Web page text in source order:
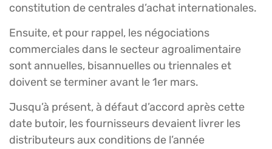
constitution de centrales d’achat internationales.
Ensuite, et pour rappel, les négociations
commerciales dans le secteur agroalimentaire
sont annuelles, bisannuelles ou triennales et
doivent se terminer avant le 1er mars.
Jusqu’à présent, à défaut d’accord après cette
date butoir, les fournisseurs devaient livrer les
distributeurs aux conditions de l’année